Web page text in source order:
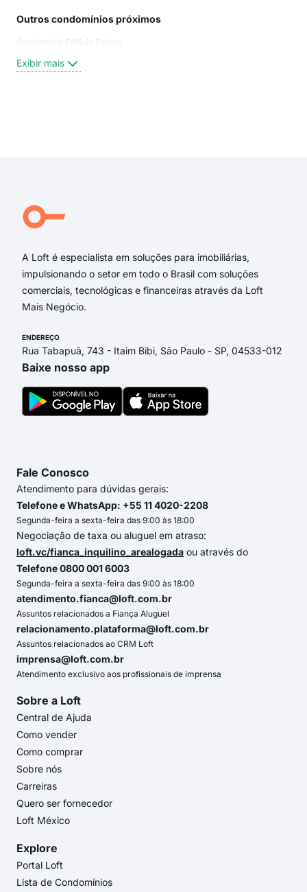
Outros condomínios próximos
Condominio Edificio Florida
Exibir mais
A Loft é especialista em soluções para imobiliárias,
impulsionando o setor em todo o Brasil com soluções
comerciais, tecnológicas e financeiras através da Loft
Mais Negócio.
ENDEREÇO
Rua Tabapuã, 743 - Itaim Bibi, São Paulo - SP, 04533-012
Baixe nosso app
Fale Conosco
Atendimento para dúvidas gerais:
Telefone e WhatsApp: +55 11 4020-2208
Segunda-feira a sexta-feira das 9:00 às 18:00
Negociação de taxa ou aluguel em atraso:
loft.vc/fianca_inquilino_arealogada ou através do
Telefone 0800 001 6003
Segunda-feira a sexta-feira das 9:00 às 18:00
atendimento.fianca@loft.com.br
Assuntos relacionados a Fiança Aluguel
relacionamento.plataforma@loft.com.br
Assuntos relacionados ao CRM Loft
imprensa@loft.com.br
Atendimento exclusivo aos profissionais de imprensa
Sobre a Loft
Central de Ajuda
Como vender
Como comprar
Sobre nós
Carreiras
Quero ser fornecedor
Loft México
Explore
Portal Loft
Lista de Condomínios